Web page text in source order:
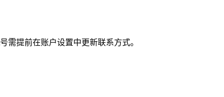
需提前在账户设置中更新联系方式。